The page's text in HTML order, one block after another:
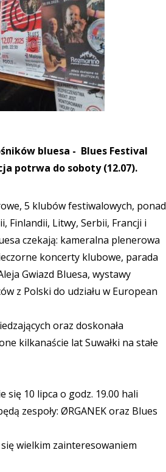
bluesa - Blues Festival
potrwa do soboty (12.07).
5 klubów festiwalowych, ponad
Finlandii, Litwy, Serbii, Francji i
czekają: kameralna plenerowa
koncerty klubowe, parada
Gwiazd Bluesa, wystawy
z Polski do udziału w European
oraz doskonała
kilkanaście lat Suwałki na stałe
10 lipca o godz. 19.00 hali
zespoły: ØRGANEK oraz Blues
wielkim zainteresowaniem